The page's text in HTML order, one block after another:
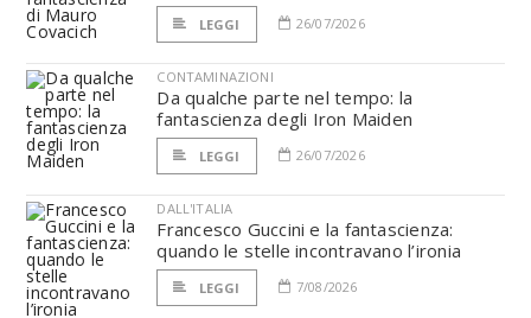
LEGGI 26/07/2026
CONTAMINAZIONI
Da qualche parte nel tempo: la
fantascienza degli Iron Maiden
LEGGI 26/07/2026
DALL'ITALIA
Francesco Guccini e la fantascienza:
quando le stelle incontravano l’ironia
LEGGI 7/08/2026